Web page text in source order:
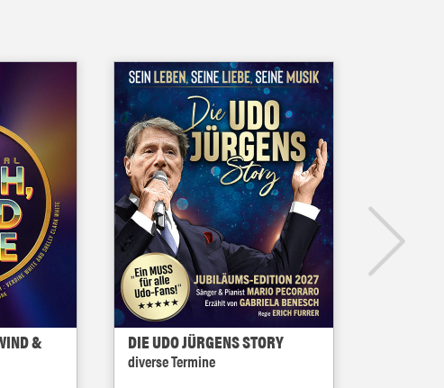
&
DIE UDO JÜRGENS STORY
diverse Termine